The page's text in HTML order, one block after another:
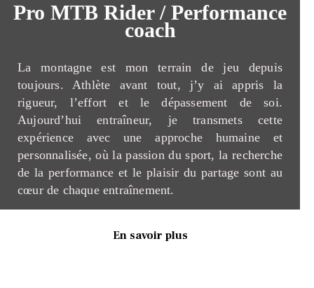
Pro MTB Rider / Performance
coach
La montagne est mon terrain de jeu depuis
toujours. Athlète avant tout, j’y ai appris la
rigueur, l’effort et le dépassement de soi.
Aujourd’hui entraîneur, je transmets cette
expérience avec une approche humaine et
personnalisée, où la passion du sport, la recherche
de la performance et le plaisir du partage sont au
cœur de chaque entraînement.
En savoir plus